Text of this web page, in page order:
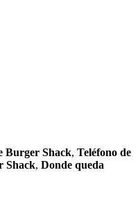
Burger Shack, Teléfono de
Shack, Donde queda